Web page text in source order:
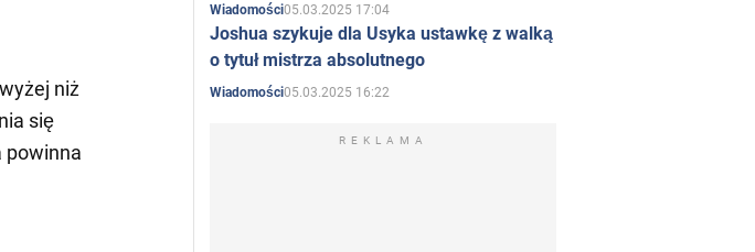
niż
się
powinna
Wiadomości05.03.2025 17:04
Joshua szykuje dla Usyka ustawkę z walką
o tytuł mistrza absolutnego
Wiadomości05.03.2025 16:22
REKLAMA